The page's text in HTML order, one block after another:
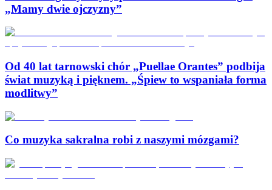
„Mamy dwie ojczyzny”
Od 40 lat tarnowski chór „Puellae Orantes” podbija
świat muzyką i pięknem. „Śpiew to wspaniała forma
modlitwy”
Co muzyka sakralna robi z naszymi mózgami?